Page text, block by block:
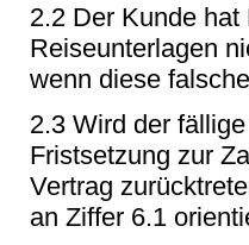
2.2 Der Kunde
Reiseunterlagen
wenn diese
2.3 Wird der
Fristsetzung zur
Vertrag
an Ziffer 6.1